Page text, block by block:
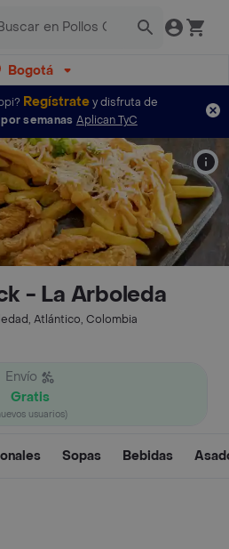
Bogotá
Regístratey disfruta de
semanas Aplican TyC
- La Arboleda
Atlántico, Colombia
Envío
Gratis
usuarios)
Sopas Bebidas